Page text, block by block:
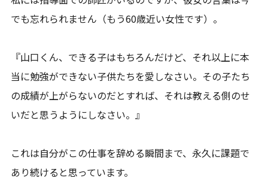
でも忘れられません（もう60歳近い女性です）。
『山口くん、できる子はもちろんだけど、それ以上に本
当に勉強ができない子供たちを愛しなさい。その子たち
の成績が上がらないのだとすれば、それは教える側のせ
いだと思うようにしなさい。』
これは自分がこの仕事を辞める瞬間まで、永久に課題で
あり続けると思っています。